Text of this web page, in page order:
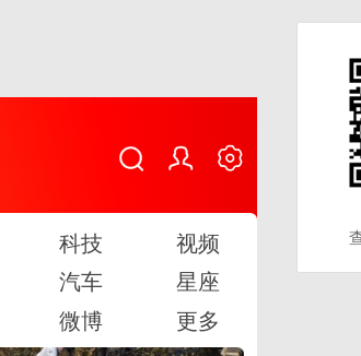
科技
视频
汽车
星座
微博 更多